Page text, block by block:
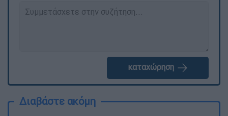
καταχώρηση
Διαβάστε ακόμη